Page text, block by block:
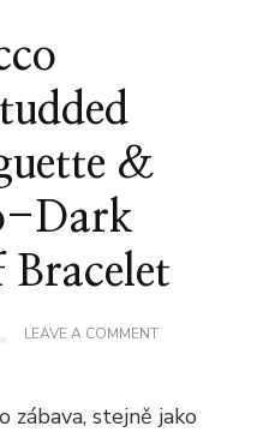
&
Dark
Bracelet
LEAVE A COMMENTON
LEATHER
zábava, stejně jako